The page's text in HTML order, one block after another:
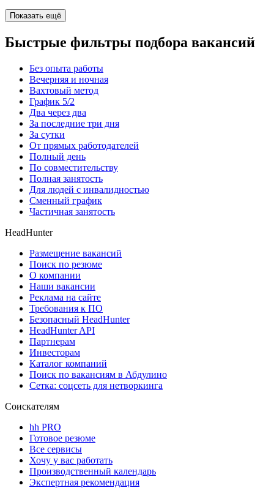
Показать ещё
Быстрые фильтры подбора вакансий
Без опыта работы
Вечерняя и ночная
Вахтовый метод
График 5/2
Два через два
За последние три дня
За сутки
От прямых работодателей
Полный день
По совместительству
Полная занятость
Для людей с инвалидностью
Сменный график
Частичная занятость
HeadHunter
Размещение вакансий
Поиск по резюме
О компании
Наши вакансии
Реклама на сайте
Требования к ПО
Безопасный HeadHunter
HeadHunter API
Партнерам
Инвесторам
Каталог компаний
Поиск по вакансиям в Абдулино
Сетка: соцсеть для нетворкинга
Соискателям
hh PRO
Готовое резюме
Все сервисы
Хочу у вас работать
Производственный календарь
Экспертная рекомендация